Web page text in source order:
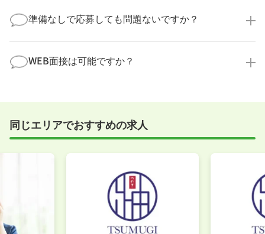
す！
積極的に受け入れています。実際の職場環境や働く人
の様子を見ることで、より安心してご判断いただけま
ださい！
準備なしで応募しても問題ないですか？
まで、一からサポートいたします。「転職を考え始め
たばかり」「何から始めればいいか分からない」とい
WEB面接は可能ですか？
すめしていますが、企業様によってはWEB面接を導入
事前に確認することは可能ですので、お気軽にお申し
付けください！
同じエリアでおすすめの求人